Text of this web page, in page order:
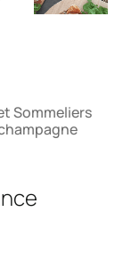
Sommeliers